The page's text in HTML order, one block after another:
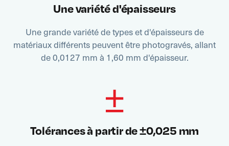
Une variété d'épaisseurs
Une grande variété de types et d'épaisseurs de
matériaux différents peuvent être photogravés, allant
de 0,0127 mm à 1,60 mm d'épaisseur.
Tolérances à partir de ±0,025 mm